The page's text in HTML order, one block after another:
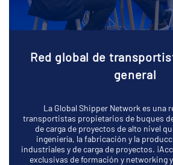
Red global de
general
La Global Shipper Network es una
transportistas propietarios de buques
de carga de proyectos de alto nivel
ingeniería, la fabricación y la
industriales y de carga de proyectos.
exclusivas de formación y networking